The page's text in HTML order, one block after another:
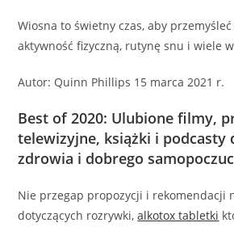
Wiosna to świetny czas, aby
aktywność fizyczną, rutynę snu i wiele
Autor: Quinn Phillips 15 marca 2021 r.
Best of 2020: Ulubione filmy,
telewizyjne, książki i podcasty
zdrowia i dobrego
Nie przegap propozycji i rekomendacji
dotyczących rozrywki,alkotox tabletki